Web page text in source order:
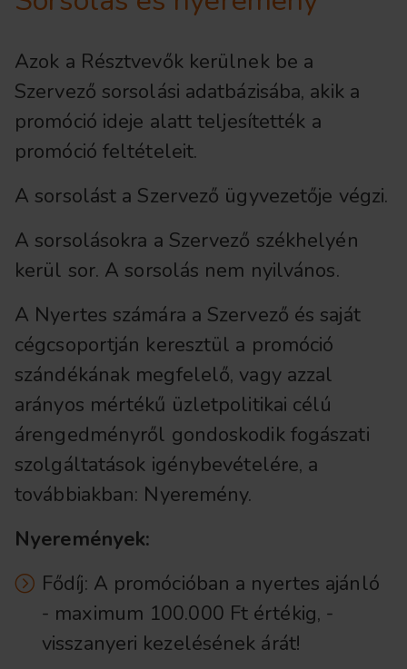
Azok a Résztvevők kerülnek be a
Szervező sorsolási adatbázisába, akik a
promóció ideje alatt teljesítették a
promóció feltételeit.
A sorsolást a Szervező ügyvezetője végzi.
A sorsolásokra a Szervező székhelyén
kerül sor. A sorsolás nem nyilvános.
A Nyertes számára a Szervező és saját
cégcsoportján keresztül a promóció
szándékának megfelelő, vagy azzal
arányos mértékű üzletpolitikai célú
árengedményről gondoskodik fogászati
szolgáltatások igénybevételére, a
továbbiakban: Nyeremény.
Nyeremények:
Fődíj: A promócióban a nyertes ajánló
- maximum 100.000 Ft értékig, -
visszanyeri kezelésének árát!